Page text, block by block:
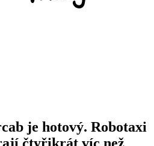
je hotový. Robotaxi